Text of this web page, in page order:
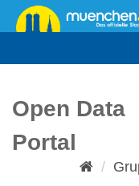
Überspringen
zum
Open Data
Portal